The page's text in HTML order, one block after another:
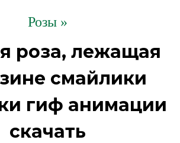
Розы »
роза, лежащая
смайлики
гиф анимации
скачать